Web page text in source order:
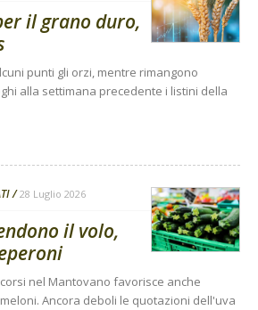
il grano duro,
punti gli orzi, mentre rimangono
alla settimana precedente i listini della
28 Luglio 2026
il volo,
nel Mantovano favorisce anche
Ancora deboli le quotazioni dell'uva